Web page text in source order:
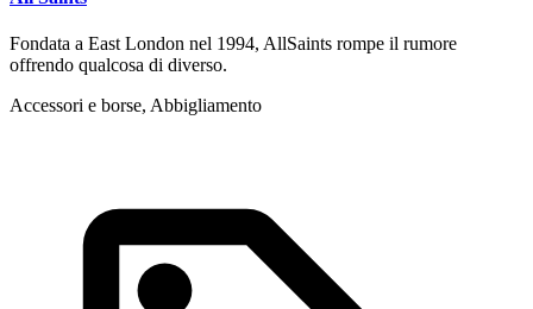
Fondata a East London nel 1994, AllSaints rompe il rumore
offrendo qualcosa di diverso.
Accessori e borse, Abbigliamento